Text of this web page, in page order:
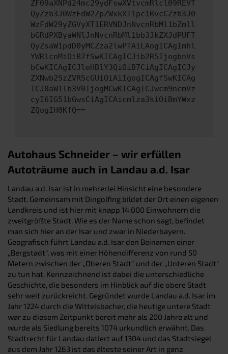
ZF09aXNPd24mc29ydFswXVtvcmRlcl09REVT
QyZzb3J0WzFdW2ZpZWxkXT1pc1RvcCZzb3J0
WzFdW29yZGVyXT1ERVNDJnNvcnRbMl1bZmll
bGRdPXByaWNlJnNvcnRbMl1bb3JkZXJdPUFT
QyZsaW1pdD0yMCZza2lwPTAiLAogICAgImhl
YWRlcnMiOiB7fSwKICAgICJib2R5IjogbnVs
bCwKICAgICJleHBlY3QiOiB7CiAgICAgICJy
ZXNwb25zZVR5cGUiOiAiIgogICAgfSwKICAg
ICJ0aW1lb3V0IjogMCwKICAgICJwcm9ncmVz
cyI6IG51bGwsCiAgICAicmlza3kiOiBmYWxz
ZQogIH0KfQ==
Autohaus Schneider – wir erfüllen
Autoträume auch in Landau a.d. Isar
Landau a.d. Isar ist in mehrerlei Hinsicht eine besondere
Stadt. Gemeinsam mit Dingolfing bildet der Ort einen eigenen
Landkreis und ist hier mit knapp 14.000 Einwohnern die
zweitgrößte Stadt. Wie es der Name schon sagt, befindet
man sich hier an der Isar und zwar in Niederbayern.
Geografisch führt Landau a.d. Isar den Beinamen einer
„Bergstadt“, was mit einer Höhendifferenz von rund 50
Metern zwischen der „Oberen Stadt“ und der „Unteren Stadt“
zu tun hat. Kennzeichnend ist dabei die unterschiedliche
Geschichte, die besonders im Hinblick auf die obere Stadt
sehr weit zurückreicht. Gegründet wurde Landau a.d. Isar im
Jahr 1224 durch die Wittelsbacher, die heutige untere Stadt
war zu diesem Zeitpunkt bereit mehr als 200 Jahre alt und
wurde als Siedlung bereits 1074 urkundlich erwähnt. Das
Stadtrecht für Landau datiert auf 1304 und das Stadtsiegel
aus dem Jahr 1263 ist das älteste seiner Art in ganz